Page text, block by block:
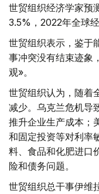
世贸组织经济学家预
3.5%，2022年全球
世贸组织表示，鉴于
事冲突没有结束迹象
观»。
世贸组织认为，随着
减少。乌克兰危机导
推升企业生产成本；
和固定投资等对利率
料、食品和化肥进口
险和债务问题。
世贸组织总干事伊维